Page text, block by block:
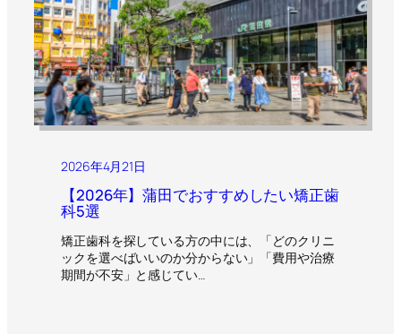
2026年4月21日
【2026年】蒲田でおすすめしたい矯正歯
科5選
矯正歯科を探している方の中には、「どのクリニ
ックを選べばいいのか分からない」「費用や治療
期間が不安」と感じてい…